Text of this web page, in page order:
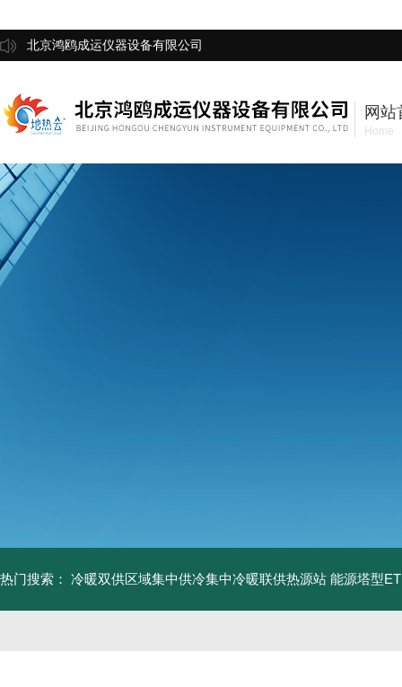
北京鸿鸥成运仪器设备有限公司
网站
Home
热门搜索： 冷暖双供区域集中供冷集中冷暖联供热源站 能源塔型